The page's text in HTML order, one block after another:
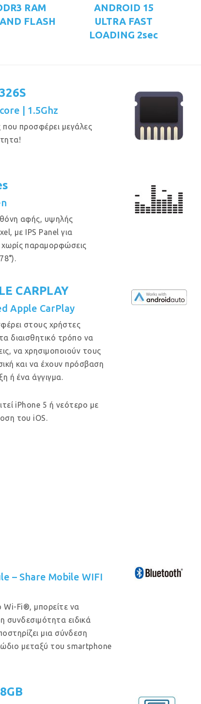
RAM
FLASH
ANDROID 15
ULTRA FAST
LOADING 2sec
| 1.5Ghz
που προσφέρει μεγάλες
αφής, υψηλής
με IPS Panel για
παραμορφώσεις
CARPLAY
Apple CarPlay
στους χρήστες
διαισθητικό τρόπο να
να χρησιμοποιούν τους
και να έχουν πρόσβαση
ή ένα άγγιγμα.
iPhone 5 ή νεότερο με
του iOS.
– Share Mobile WIFI
Fi®, μπορείτε να
συνδεσιμότητα ειδικά
μια σύνδεση
μεταξύ του smartphone